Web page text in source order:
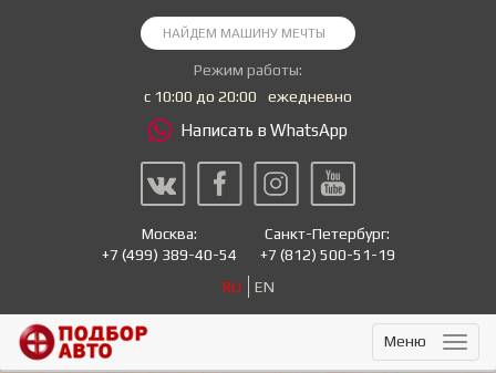
Режим работы:
с 10:00 до 20:00
ежедневно
Написать в WhatsApp
Москва:
+7 (499) 389-40-54
Санкт-Петербург:
+7 (812) 500-51-19
RU
EN
Меню